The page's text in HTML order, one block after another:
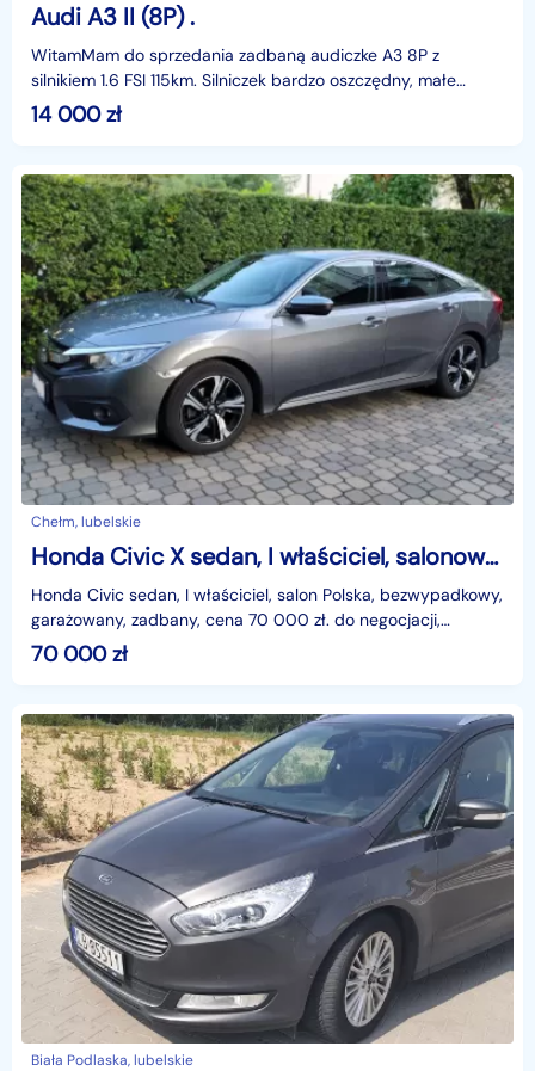
Audi A3 II (8P) .
WitamMam do sprzedania zadbaną audiczke A3 8P z
silnikiem 1.6 FSI 115km. Silniczek bardzo oszczędny, małe
spalanie coś w okolicach 5.5-6. Auto posiada sprawną k
14 000zł
Chełm, lubelskie
Honda Civic X sedan, I właściciel, salonowy, bezwypadkowy, stan idealny, zadbany, garażowany, opony letnie gratis, tel. 605 926 950 Chełm
Honda Civic sedan, I właściciel, salon Polska, bezwypadkowy,
garażowany, zadbany, cena 70 000 zł. do negocjacji,
komplet opon letnich gratis
70 000zł
Biała Podlaska, lubelskie